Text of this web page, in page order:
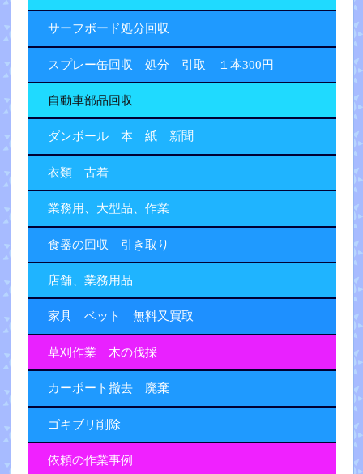
サーフボード処分回収
スプレー缶回収 処分 引取 １本300円
自動車部品回収
ダンボール 本 紙 新聞
衣類 古着
業務用、大型品、作業
食器の回収 引き取り
店舗、業務用品
家具 ベット 無料又買取
草刈作業 木の伐採
カーポート撤去 廃棄
ゴキブリ削除
依頼の作業事例